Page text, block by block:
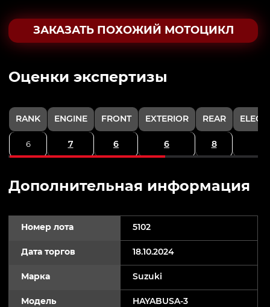
ЗАКАЗАТЬ ПОХОЖИЙ МОТОЦИКЛ
Oценки экспертизы
RANK ENGINE FRONT EXTERIOR REAR
6 7 6 6 8
Дополнительная информация
Номер лота 5102
Дата торгов 18.10.2024
Марка Suzuki
Модель
HAYABUSA-3